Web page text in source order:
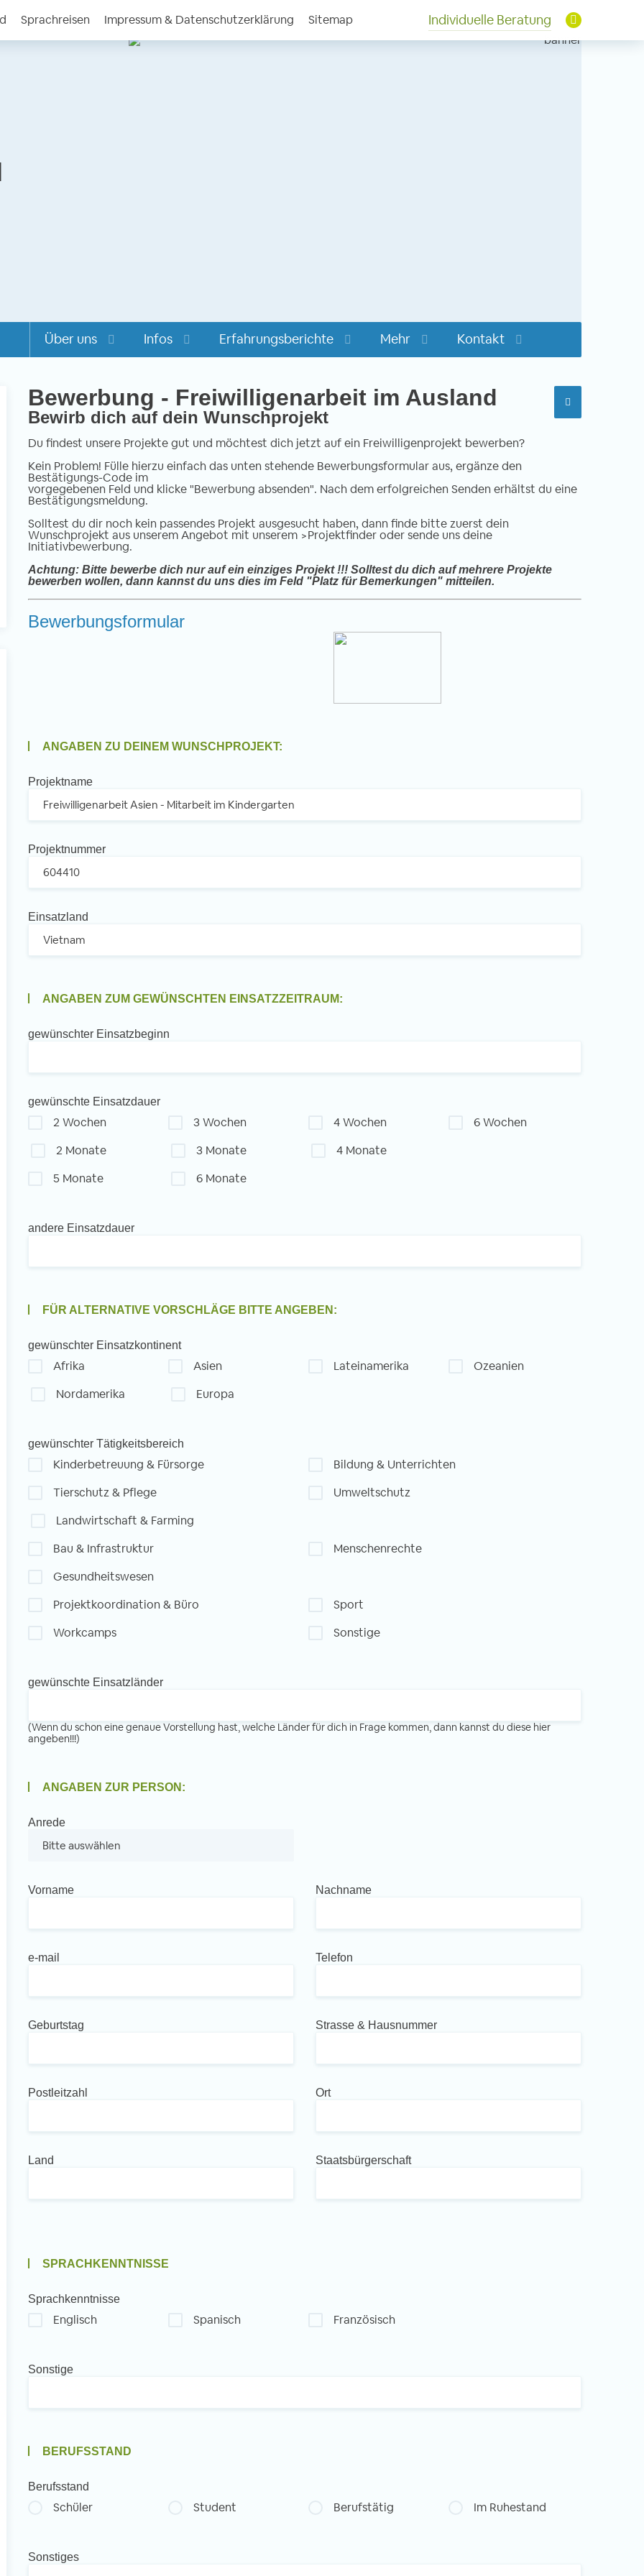
Sprachreisen Impressum & Datenschutzerklärung Sitemap Individuelle Beratung
Über uns Infos Erfahrungsberichte Mehr Kontakt
Bewerbung - Freiwilligenarbeit im Ausland
Bewirb dich auf dein Wunschprojekt
Du findest unsere Projekte gut und möchtest dich jetzt auf ein Freiwilligenprojekt bewerben?
Kein Problem! Fülle hierzu einfach das unten stehende Bewerbungsformular aus, ergänze den
Bestätigungs-Code im
vorgegebenen Feld und klicke "Bewerbung absenden". Nach dem erfolgreichen Senden erhältst du eine
Bestätigungsmeldung.
Solltest du dir noch kein passendes Projekt ausgesucht haben, dann finde bitte zuerst dein
Wunschprojekt aus unserem Angebot mit unserem >Projektfinderoder sende uns deine
Initiativbewerbung.
Achtung: Bitte bewerbe dich nur auf ein einziges Projekt !!! Solltest du dich auf mehrere Projekte
bewerben wollen, dann kannst du uns dies im Feld "Platz für Bemerkungen" mitteilen.
Bewerbungsformular
ANGABEN ZU DEINEM WUNSCHPROJEKT:
Projektname
Projektnummer
Einsatzland
ANGABEN ZUM GEWÜNSCHTEN EINSATZZEITRAUM:
gewünschter Einsatzbeginn
gewünschte Einsatzdauer
2 Wochen 3 Wochen 4 Wochen
6 Wochen
2 Monate
3 Monate
4 Monate
5 Monate
6 Monate
andere Einsatzdauer
FÜR ALTERNATIVE VORSCHLÄGE BITTE ANGEBEN:
gewünschter Einsatzkontinent
Afrika Asien Lateinamerika
Ozeanien
Nordamerika
Europa
gewünschter Tätigkeitsbereich
Kinderbetreuung & Fürsorge
Bildung & Unterrichten
Tierschutz & Pflege
Umweltschutz
Landwirtschaft & Farming
Bau & Infrastruktur
Menschenrechte
Gesundheitswesen
Projektkoordination & Büro
Sport
Workcamps
Sonstige
gewünschte Einsatzländer
(Wenn du schon eine genaue Vorstellung hast, welche Länder für dich in Frage kommen, dann kannst du diese hier
angeben!!!)
ANGABEN ZUR PERSON:
Anrede
Vorname Nachname
e-mail Telefon
Geburtstag Strasse & Hausnummer
Postleitzahl Ort
Land Staatsbürgerschaft
SPRACHKENNTNISSE
Sprachkenntnisse
Englisch Spanisch Französisch
Sonstige
BERUFSSTAND
Berufsstand
Schüler Student Berufstätig Im Ruhestand
Sonstiges